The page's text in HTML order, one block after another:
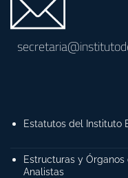
Estatutos del Instituto
Estructuras y
Analistas